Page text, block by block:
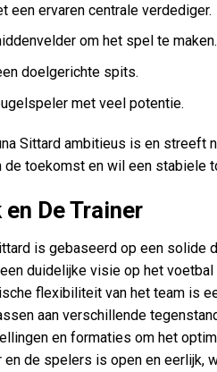
een ervaren centrale verdediger.
om het spel te maken.
doelgerichte spits.
met veel potentie.
Sittard ambitieus is en streeft
toekomst en wil een stabiele
De Trainer
is gebaseerd op een
duidelijke visie op het
flexibiliteit van het team is
aan verschillende
en formaties om het
de spelers is open en eerlijk,